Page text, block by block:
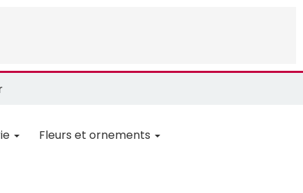
Fleurs et ornements